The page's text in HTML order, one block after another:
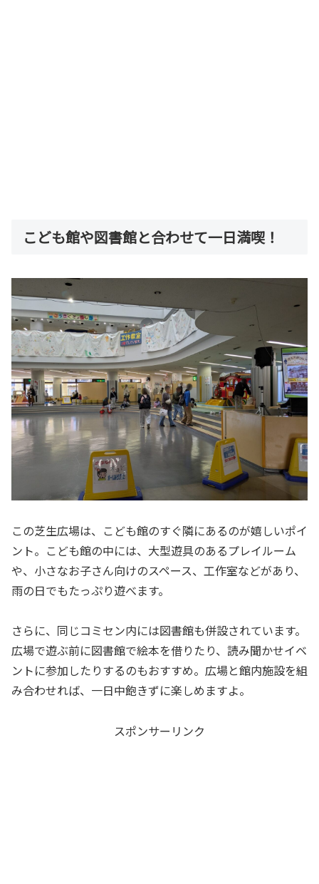
こども館や図書館と合わせて一日満喫！
この芝生広場は、こども館のすぐ隣にあるのが嬉しいポイ
ント。こども館の中には、大型遊具のあるプレイルーム
や、小さなお子さん向けのスペース、工作室などがあり、
雨の日でもたっぷり遊べます。
さらに、同じコミセン内には図書館も併設されています。
広場で遊ぶ前に図書館で絵本を借りたり、読み聞かせイベ
ントに参加したりするのもおすすめ。広場と館内施設を組
み合わせれば、一日中飽きずに楽しめますよ。
スポンサーリンク